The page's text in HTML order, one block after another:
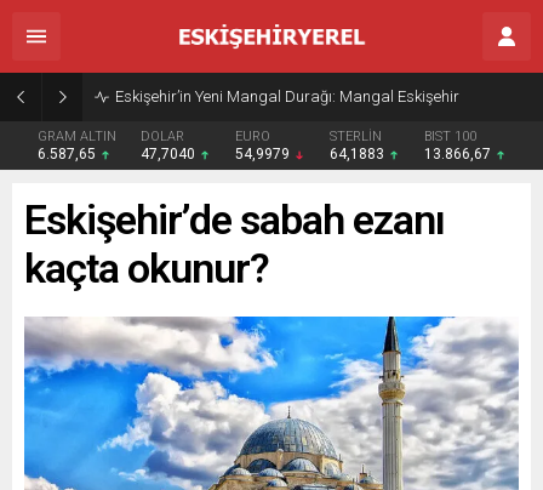
Eskişehir’in Yeni Mangal Durağı: Mangal Eskişehir
GRAM ALTIN
6.587,65
DOLAR
47,7040
EURO
54,9979
STERLİN
64,1883
BIST 100
13.866,67
Eskişehir’de sabah ezanı
kaçta okunur?